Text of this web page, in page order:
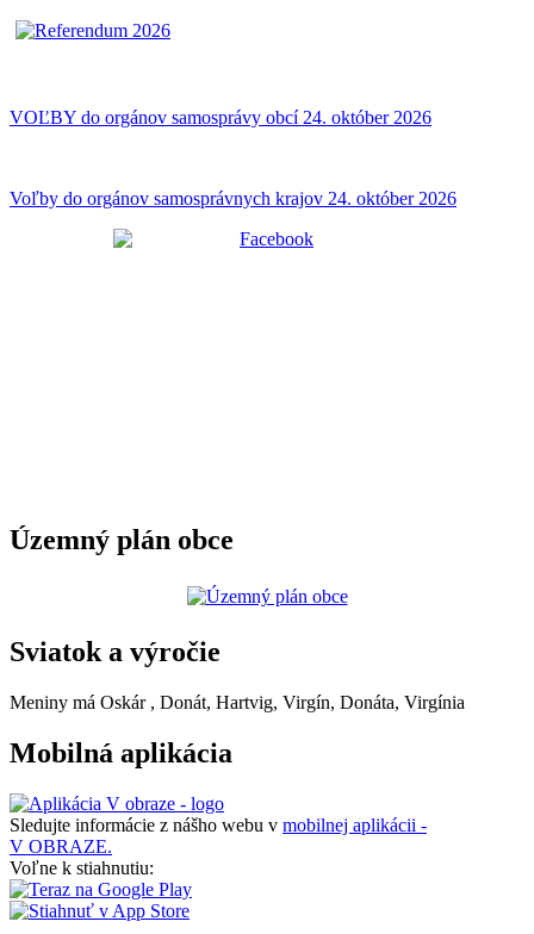
VOĽBY do orgánov samosprávy obcí 24. október 2026
Voľby do orgánov samosprávnych krajov 24. október 2026
Územný plán obce
Sviatok a výročie
Meniny má Oskár , Donát, Hartvig, Virgín, Donáta, Virgínia
Mobilná aplikácia
Sledujte informácie z nášho webu v mobilnej aplikácii -
V OBRAZE.
Voľne k stiahnutiu: